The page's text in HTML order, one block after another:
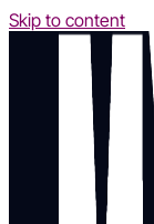
Skip to content